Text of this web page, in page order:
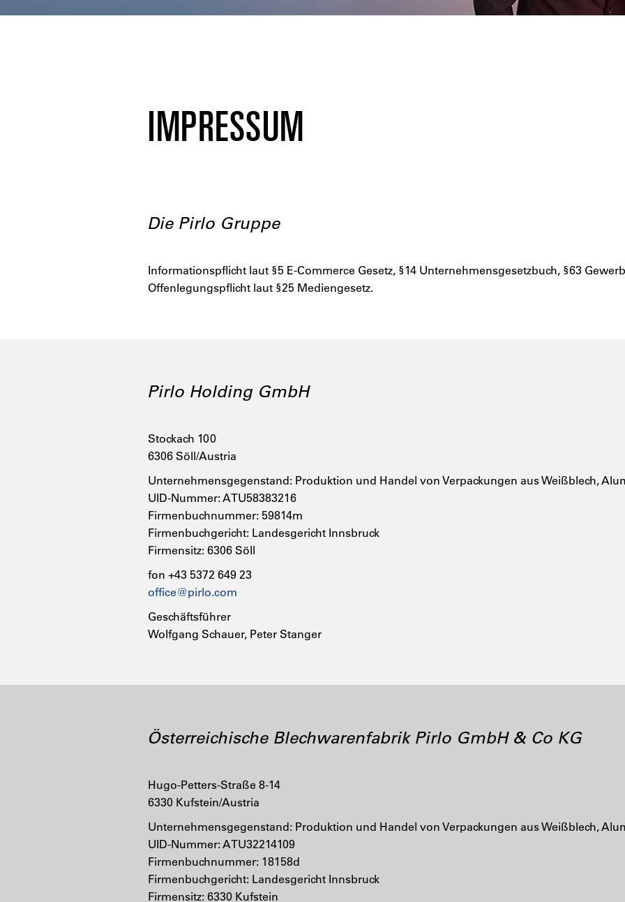
IMPRESSUM
Die Pirlo Gruppe
Informationspflicht laut §5 E-Commerce Gesetz, §14 Unternehmensgesetzbuch, §63
Offenlegungspflicht laut §25 Mediengesetz.
Pirlo Holding GmbH
Stockach 100
6306 Söll/Austria
Unternehmensgegenstand: Produktion und Handel von Verpackungen aus Weißblech,
UID-Nummer: ATU58383216
Firmenbuchnummer: 59814m
Firmenbuchgericht: Landesgericht Innsbruck
Firmensitz: 6306 Söll
fon +43 5372 649 23
office@pirlo.com
Geschäftsführer
Wolfgang Schauer, Peter Stanger
Österreichische Blechwarenfabrik Pirlo GmbH & Co KG
Hugo-Petters-Straße 8-14
6330 Kufstein/Austria
Unternehmensgegenstand: Produktion und Handel von Verpackungen aus Weißblech,
UID-Nummer: ATU32214109
Firmenbuchnummer: 18158d
Firmenbuchgericht: Landesgericht Innsbruck
Firmensitz: 6330 Kufstein